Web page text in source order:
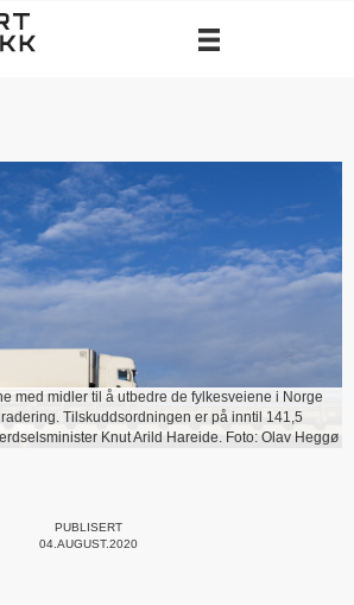
med midler til å utbedre de fylkesveiene i Norge
Tilskuddsordningen er på inntil 141,5
Knut Arild Hareide. Foto: Olav Heggø
PUBLISERT
04.AUGUST.2020